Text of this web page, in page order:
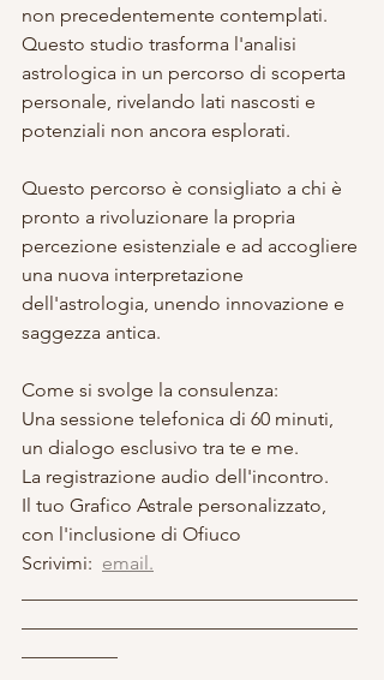
non precedentemente contemplati.
Questo studio trasforma l'analisi
astrologica in un percorso di scoperta
personale, rivelando lati nascosti e
potenziali non ancora esplorati.
Questo percorso è consigliato a chi è
pronto a rivoluzionare la propria
percezione esistenziale e ad accogliere
una nuova interpretazione
dell'astrologia, unendo innovazione e
saggezza antica.
Come si svolge la consulenza:
Una sessione telefonica di 60 minuti,
un dialogo esclusivo tra te e me.
La registrazione audio dell'incontro.
Il tuo Grafico Astrale personalizzato,
con l'inclusione di Ofiuco
Scrivimi: email.